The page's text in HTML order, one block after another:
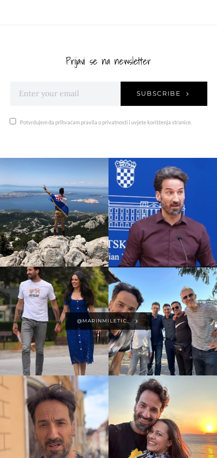
Prijavi se na newsletter
SUBSCRIBE
Potvrđujem da prihvaćam pravila o privatnosti i uvjete korištenja stranice.
@MARINMILETIC_